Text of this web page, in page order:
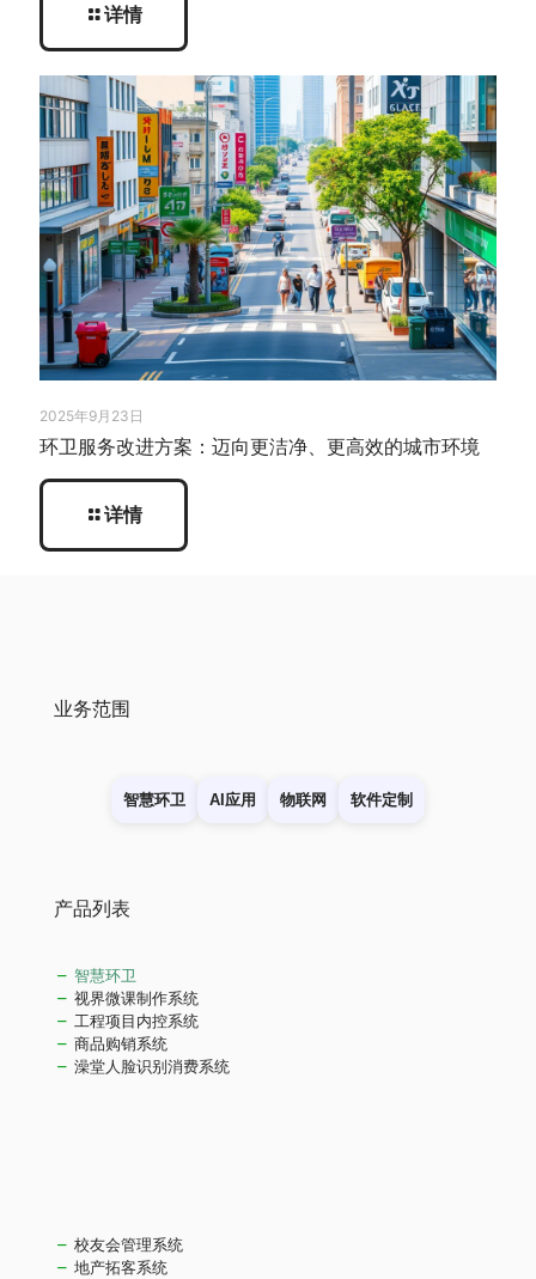
详情
2025年9月23日
环卫服务改进方案：迈向更洁净、更高效的城市环境
详情
业务范围
智慧环卫 AI应用 物联网 软件定制
产品列表
智慧环卫
视界微课制作系统
工程项目内控系统
商品购销系统
澡堂人脸识别消费系统
校友会管理系统
地产拓客系统